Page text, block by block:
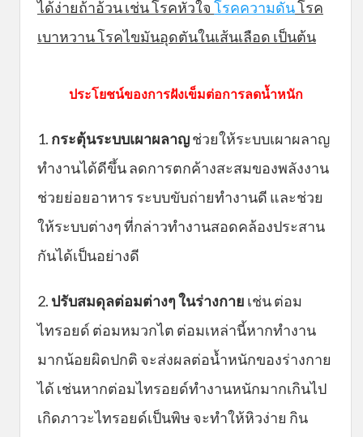
ได้ง่ายถ้าอ้วน เช่น โรคหัวใจ โรคความดันโรค
เบาหวาน โรคไขมันอุดตันในเส้นเลือด เป็นต้น
ประโยชน์ของการฝังเข็มต่อการลดน้ำหนัก
1. กระตุ้นระบบเผาผลาญช่วยให้ระบบเผาผลาญ
ทำงานได้ดีขึ้น ลดการตกค้างสะสมของพลังงาน
ช่วยย่อยอาหาร ระบบขับถ่ายทำงานดี และช่วย
ให้ระบบต่างๆ ที่กล่าวทำงานสอดคล้องประสาน
กันได้เป็นอย่างดี
2. ปรับสมดุลต่อมต่างๆ ในร่างกาย เช่น ต่อม
ไทรอยด์ ต่อมหมวกไต ต่อมเหล่านี้หากทำงาน
มากน้อยผิดปกติ จะส่งผลต่อน้ำหนักของร่างกาย
ได้ เช่นหากต่อมไทรอยด์ทำงานหนักมากเกินไป
เกิดภาวะไทรอยด์เป็นพิษ จะทำให้หิวง่าย กิน